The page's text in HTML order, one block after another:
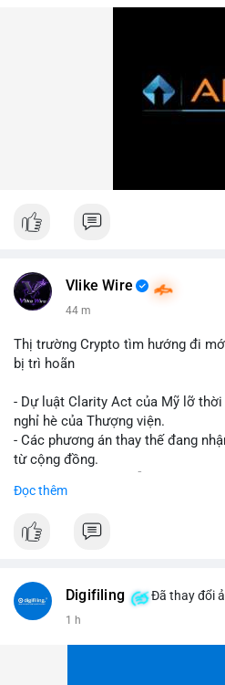
Vlike Wire
44 m
Thị trường Crypto tìm hướng đi
bị trì hoãn
- Dự luật Clarity Act của Mỹ lỡ
nghỉ hè của Thượng viện.
- Các phương án thay thế đang
từ cộng đồng.
về pháp lý.
#binancesquare
#vlikevn #titanbot
Đọc thêm
Digifiling Đã thay đổi
1 h